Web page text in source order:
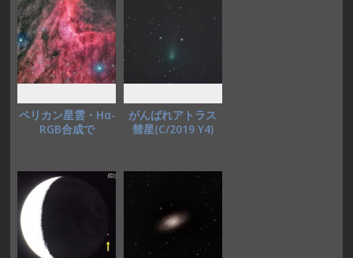
ペリカン星雲・Hα-
RGB合成で
がんばれアトラス
彗星(C/2019 Y4)